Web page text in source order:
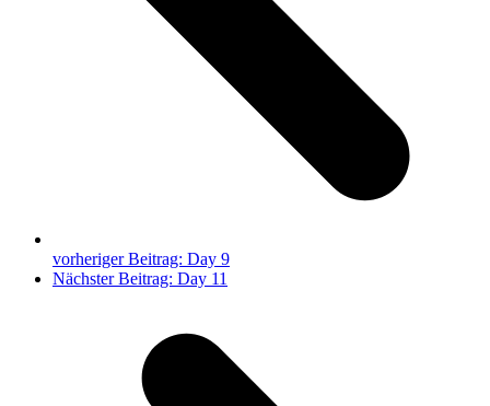
vorheriger Beitrag: Day 9
Nächster Beitrag: Day 11